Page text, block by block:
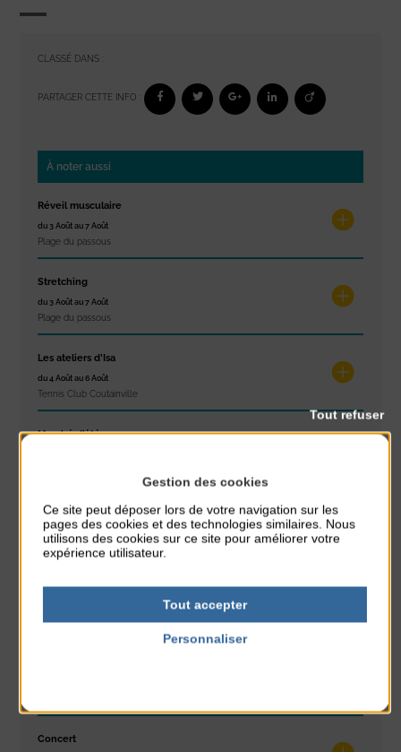
CLASSÉ DANS :
PARTAGER CETTE INFO :
À noter aussi
Réveil musculaire
du 3 Août au 7 Août
Plage du passous
Stretching
du 3 Août au 7 Août
Plage du passous
Les ateliers d’Isa
du 4 Août au 6 Août
Tennis Club Coutainville
Marché d’été
Spectacle de rue
du 6 Août au 6 Août
Place du Général de Gaulle
Concours de châteaux de sable
Plage du passous
Concert
Gestion des cookies
Ce site peut déposer lors de votre navigation sur les
pages des cookies et des technologies similaires. Nous
utilisons des cookies sur ce site pour améliorer votre
expérience utilisateur.
Tout accepter
Tout refuser
Personnaliser